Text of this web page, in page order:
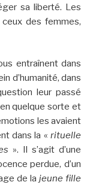
sa liberté. Les
des femmes,
entraînent dans
d’humanité, dans
leur passé
quelque sorte et
les avaient
dans la « rituelle
». Il s’agit d’une
perdue, d’un
de la jeune fille